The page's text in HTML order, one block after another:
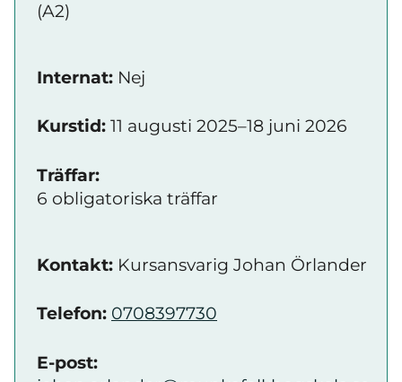
(A2)
Internat: Nej
Kurstid: 11 augusti 2025–18 juni 2026
Träffar:
6 obligatoriska träffar
Kontakt: Kursansvarig Johan Örlander
Telefon: 0708397730
E-post: